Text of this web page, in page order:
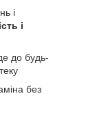
і
і
до будь-
без